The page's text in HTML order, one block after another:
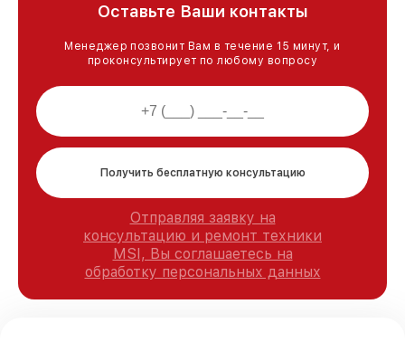
Оставьте Ваши контакты
Менеджер позвонит Вам в течение 15 минут, и
проконсультирует по любому вопросу
Получить бесплатную консультацию
Отправляя заявку на
консультацию и ремонт техники
MSI, Вы соглашаетесь на
обработку персональных данных